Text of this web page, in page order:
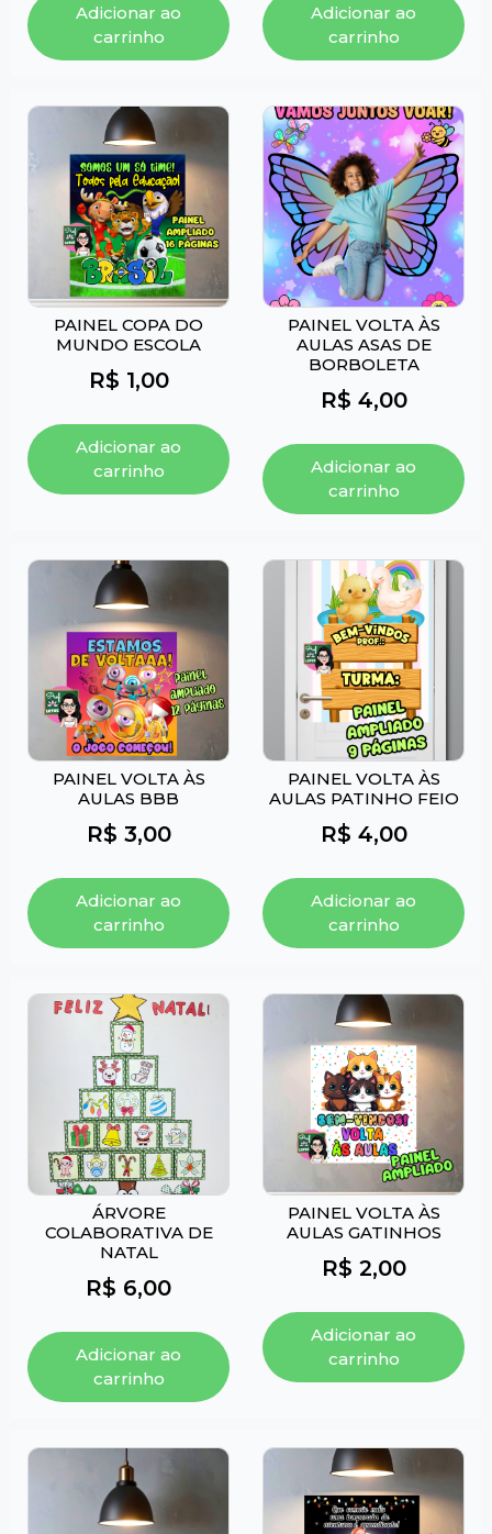
Adicionar ao
carrinho
Adicionar ao
carrinho
PAINEL COPA DO
MUNDO ESCOLA
R$ 1,00
Adicionar ao
carrinho
PAINEL VOLTA ÀS
AULAS ASAS DE
BORBOLETA
R$ 4,00
Adicionar ao
carrinho
PAINEL VOLTA ÀS
AULAS BBB
R$ 3,00
Adicionar ao
carrinho
PAINEL VOLTA ÀS
AULAS PATINHO FEIO
R$ 4,00
Adicionar ao
carrinho
ÁRVORE
COLABORATIVA DE
NATAL
R$ 6,00
Adicionar ao
carrinho
PAINEL VOLTA ÀS
AULAS GATINHOS
R$ 2,00
Adicionar ao
carrinho